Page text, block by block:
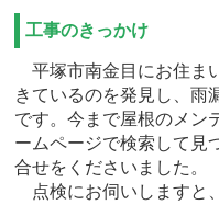
工事のきっかけ
平塚市南金目にお住ま
きているのを発見し、雨
です。今まで屋根のメン
ームページで検索して見
合せをくださいました。
点検にお伺いしますと